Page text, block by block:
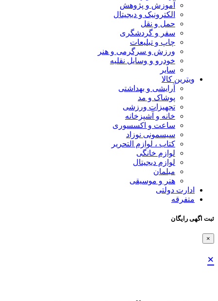
آموزش و پژوهش
الکترونیک و دیجیتال
حمل و نقل
سفر و گردشگری
چاپ و تبلیعات
ورزش و سرگرمی و هنر
خودرو و وسایل نقلیه
سایر
ویترین کالا
آرایشی و بهداشتی
پوشاک و مد
تجهیزات ورزشی
خانه و آشپزخانه
ساعت و اکسسوری
سیسمونی نوزاد
کتاب ، لوازم التحریر
لوازم خانگی
لوازم دیجیتال
مبلمان
هنر و موسیقی
ادارت دولتی
متفرقه
ثبت اگهی رایگان
×
×